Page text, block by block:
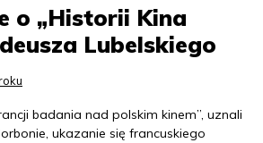
o „Historii Kina
Lubelskiego
badania nad polskim kinem”, uznali
ukazanie się francuskiego